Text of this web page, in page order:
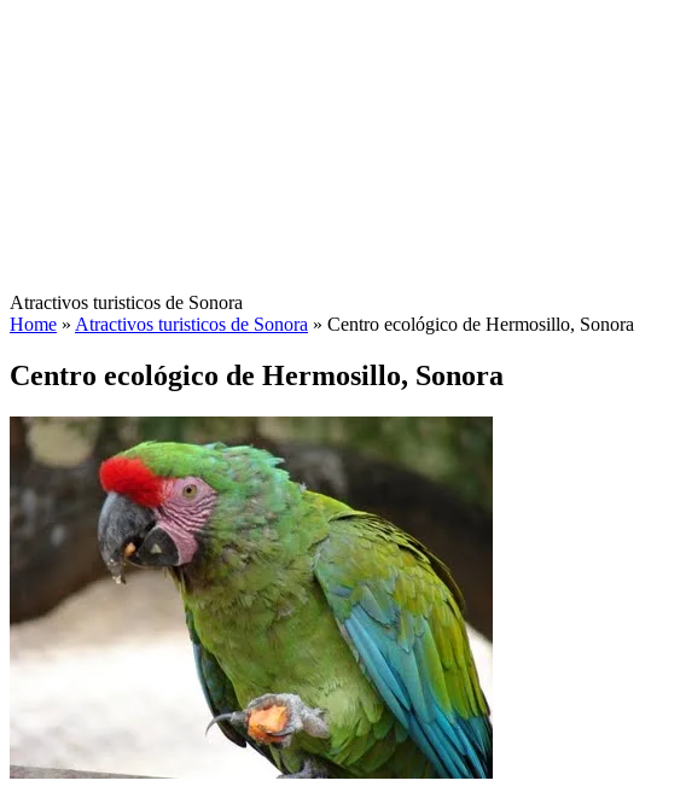
Atractivos turisticos de Sonora
Home » Atractivos turisticos de Sonora » Centro ecológico de Hermosillo, Sonora
Centro ecológico de Hermosillo, Sonora